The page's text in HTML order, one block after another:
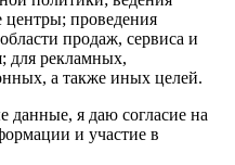
центры; проведения
продаж, сервиса и
для рекламных,
а также иных целей.
данные, я даю согласие на
и участие в